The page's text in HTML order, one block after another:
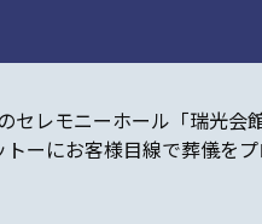
レモニーホール「瑞光会
ーにお客様目線で葬儀をプ